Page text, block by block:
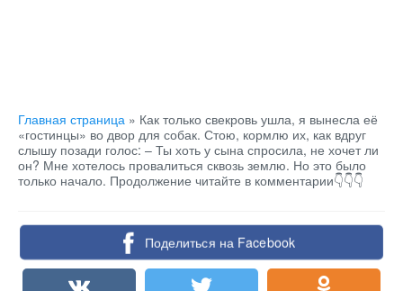
Главная страница » Как только свекровь ушла, я вынесла её
«гостинцы» во двор для собак. Стою, кормлю их, как вдруг
слышу позади голос: – Ты хоть у сына спросила, не хочет ли
он? Мне хотелось провалиться сквозь землю. Но это было
только начало. Продолжение читайте в комментарии👇👇👇
Поделиться на Facebook